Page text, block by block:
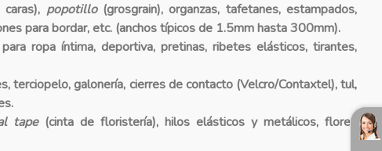
popotillo(grosgrain), organzas, tafetanes, estampados,
para bordar, etc. (anchos típicos de 1.5mm hasta 300mm).
ropa íntima, deportiva, pretinas, ribetes elásticos, tirantes,
terciopelo, galonería, cierres de contacto (Velcro/Contaxtel), tul,
tape(cinta de floristería), hilos elásticos y metálicos, flores